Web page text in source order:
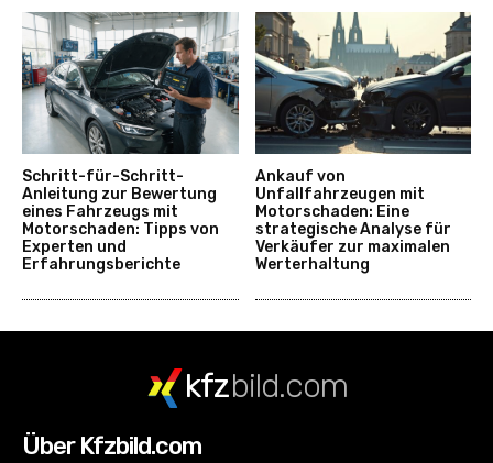
Schritt-für-Schritt-
Anleitung zur Bewertung
eines Fahrzeugs mit
Motorschaden: Tipps von
Experten und
Erfahrungsberichte
Ankauf von
Unfallfahrzeugen mit
Motorschaden: Eine
strategische Analyse für
Verkäufer zur maximalen
Werterhaltung
kfzbild.com
Über Kfzbild.com